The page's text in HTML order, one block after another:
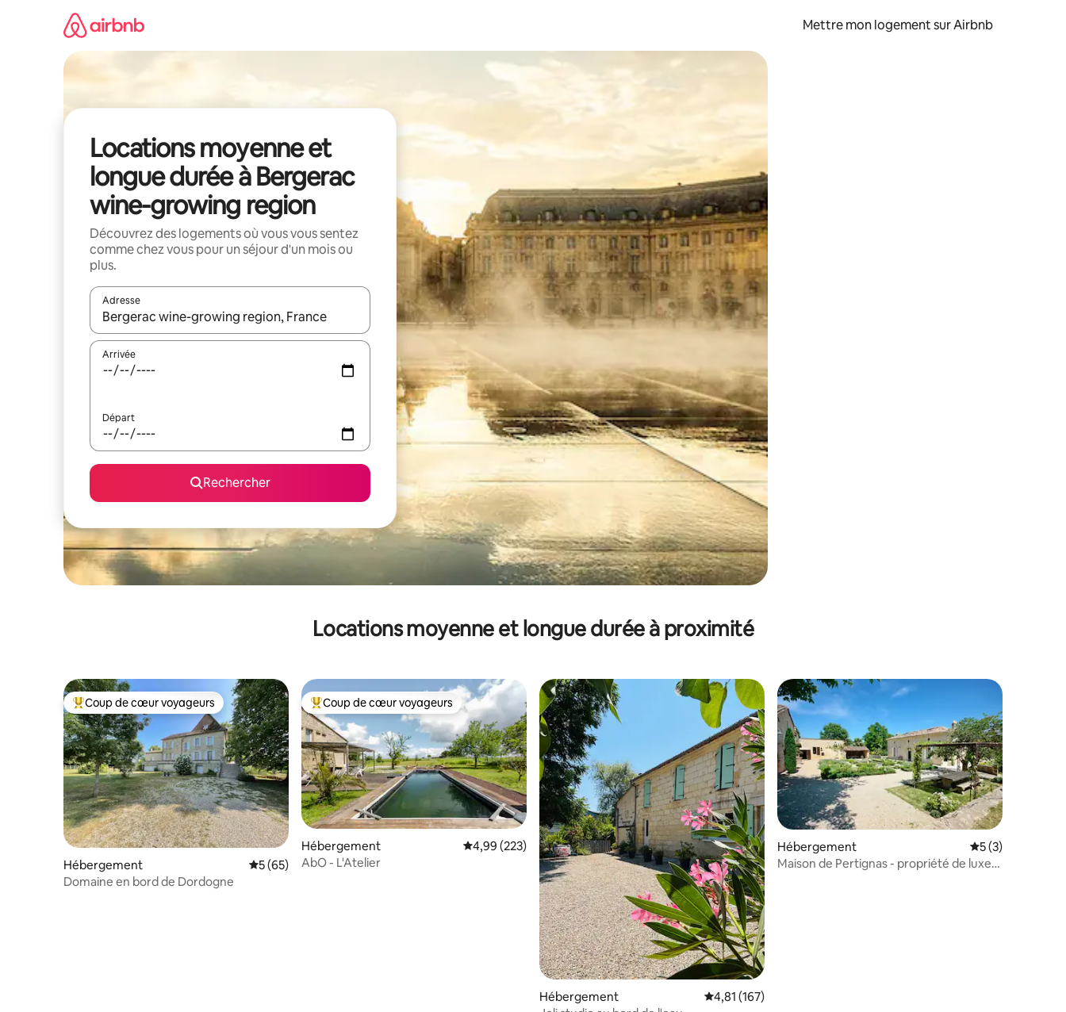
Mettre mon logement sur Airbnb
Locations moyenne et
longue durée à Bergerac
wine-growing region
Découvrez des logements où vous vous sentez
comme chez vous pour un séjour d'un mois ou
plus.
Adresse
Lorsque les résultats s'affichent, utilisez les flèches vers le haut et vers le bas pour les parcourir ou en appuyant et en faisant glisser.
Arrivée
Départ
Rechercher
Locations moyenne et longue durée à proximité
Coups de cœur voyageurs les plus appréciés
Coup de cœur voyageurs
Hébergement Évaluation moyenne sur la base de 65 commentaires : 5 sur 5
5 (65)
Domaine en bord de Dordogne
Coups de cœur voyageurs les plus appréciés
Coup de cœur voyageurs
Hébergement Évaluation moyenne sur la base de 223 commentaires : 4,99 sur 5
4,99 (223)
AbO - L'Atelier
Hébergement Évaluation moyenne sur la base de 167 commentaires : 4,81 sur 5
4,81 (167)
Hébergement Évaluation
5 (3)
Maison de Pertignas - propriété de luxe